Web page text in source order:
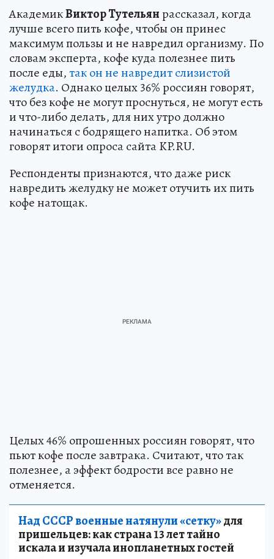
АкадемикВиктор Тутельянрассказал, когда
лучше всего пить кофе, чтобы он принес
максимум пользы и не навредил организму. По
словам эксперта, кофе куда полезнее пить
после еды,так он не навредит слизистой
желудка. Однако целых 36% россиян говорят,
что без кофе не могут проснуться, не могут есть
и что-либо делать, для них утро должно
начинаться с бодрящего напитка. Об этом
говорят итоги опроса сайта KP.RU.
Респонденты признаются, что даже риск
навредить желудку не может отучить их пить
кофе натощак.
Целых 46% опрошенных россиян говорят, что
пьют кофе после завтрака. Считают, что так
полезнее, а эффект бодрости все равно не
отменяется.
Над СССР военные натянули «сетку»для
пришельцев: как страна 13 лет тайно
искала и изучала инопланетных гостей